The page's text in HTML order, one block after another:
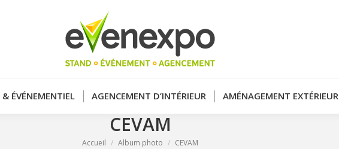
ÉVÉNEMENTIEL AGENCEMENT D’INTÉRIEUR AMÉNAGEMENT EXTÉRIEUR
CEVAM
Vous êtes ici :
Accueil Album photo CEVAM